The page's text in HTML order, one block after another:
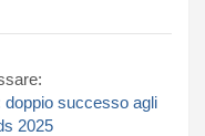
doppio successo agli
2025